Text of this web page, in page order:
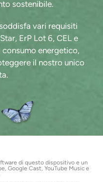
sostenibile.
vari requisiti
ErP Lot 6, CEL e
consumo energetico,
il nostro unico
di questo dispositivo e un
Google Cast, YouTube Music e